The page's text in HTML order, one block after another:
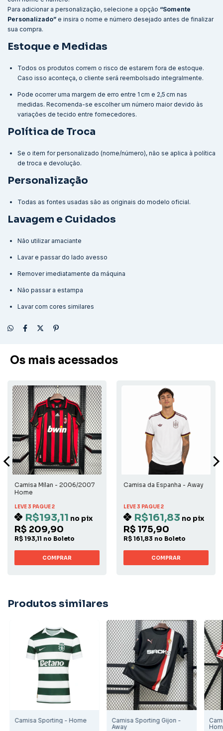
Para adicionar a personalização, selecione a opção “Somente
Personalizado” e insira o nome e número desejado antes de finalizar
sua compra.
Estoque e Medidas
Todos os produtos correm o risco de estarem fora de estoque.
Caso isso aconteça, o cliente será reembolsado integralmente.
Pode ocorrer uma margem de erro entre 1 cm e 2,5 cm nas
medidas. Recomenda-se escolher um número maior devido às
variações de tecido entre fornecedores.
Política de Troca
Se o item for personalizado (nome/número), não se aplica à política
de troca e devolução.
Personalização
Todas as fontes usadas são as originais do modelo oficial.
Lavagem e Cuidados
Não utilizar amaciante
Lavar e passar do lado avesso
Remover imediatamente da máquina
Não passar a estampa
Lavar com cores similares
Os mais acessados
Camisa Milan - 2006/2007
Home
LEVE 3 PAGUE 2
R$193,11 no pix
R$ 209,90
R$ 193,11 no Boleto
COMPRAR
Camisa da Espanha - Away
LEVE 3 PAGUE 2
R$161,83 no pix
R$ 175,90
R$ 161,83 no Boleto
COMPRAR
Produtos similares
Camisa Sporting - Home
Camisa Sporting Gijon -
Away